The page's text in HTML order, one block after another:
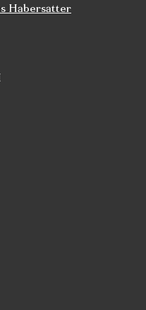
Habersatter